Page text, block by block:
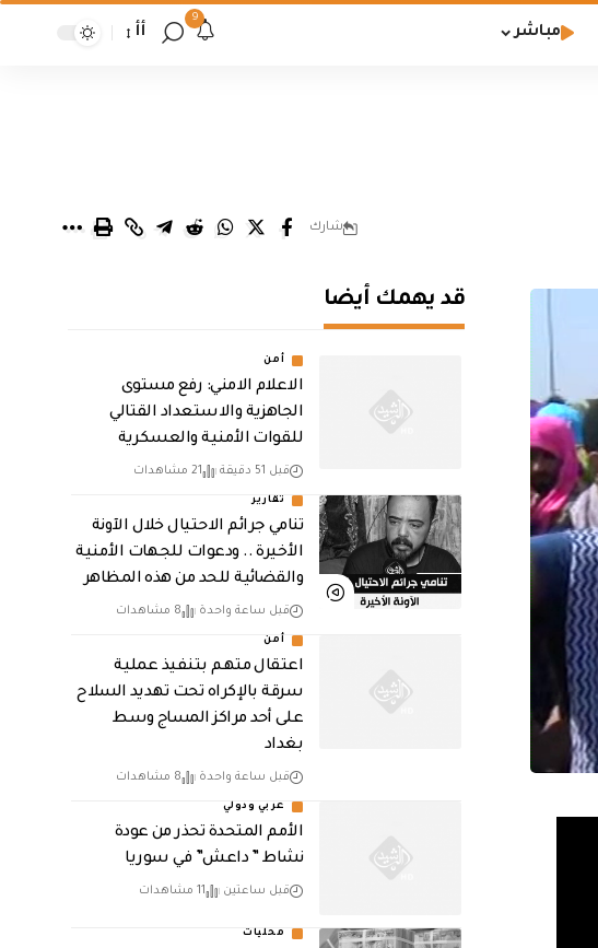
مباشر
9
أأ
شارك
قد يهمك أيضا
أمن
الاعلام الامني: رفع مستوى
الجاهزية والاستعداد القتالي
للقوات الأمنية والعسكرية
قبل 51 دقيقة 21 مشاهدات
تقارير
تنامي جرائم الاحتيال خلال الآونة
الأخيرة .. ودعوات للجهات الأمنية
والقضائية للحد من هذه المظاهر
قبل ساعة واحدة 8 مشاهدات
أمن
اعتقال متهم بتنفيذ عملية
سرقة بالإكراه تحت تهديد السلاح
على أحد مراكز المساج وسط
بغداد
قبل ساعة واحدة 8 مشاهدات
عربي ودولي
الأمم المتحدة تحذر من عودة
نشاط ” داعش” في سوريا
قبل ساعتين 11 مشاهدات
محليات